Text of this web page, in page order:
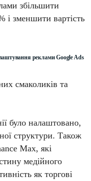
збільшити
і зменшити вартість
реклами Google Ads
смаколиків та
було налаштовано,
структури. Також
Max, які
медійного
як торгові